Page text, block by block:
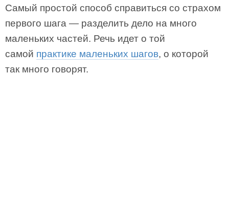
Самый простой способ справиться со страхом
первого шага — разделить дело на много
маленьких частей. Речь идет о той
самой практике маленьких шагов, о которой
так много говорят.